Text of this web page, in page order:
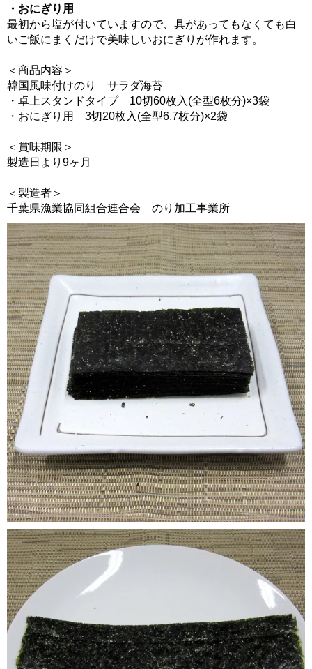
・おにぎり用
最初から塩が付いていますので、具があってもなくても白
いご飯にまくだけで美味しいおにぎりが作れます。
＜商品内容＞
韓国風味付けのり サラダ海苔
・卓上スタンドタイプ 10切60枚入(全型6枚分)×3袋
・おにぎり用 3切20枚入(全型6.7枚分)×2袋
＜賞味期限＞
製造日より9ヶ月
＜製造者＞
千葉県漁業協同組合連合会 のり加工事業所